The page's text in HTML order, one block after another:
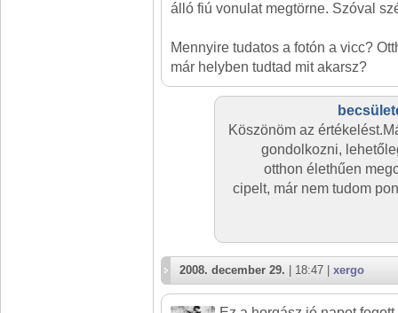
álló fiú vonulat megtörne. Szóval
Mennyire tudatos a fotón a vicc?
már helyben tudtad mit akarsz?
Köszönöm az
gondolkozni,
otthon élethűen
cipelt, már nem tudom
2008. december 29. | 18:47 | xergo